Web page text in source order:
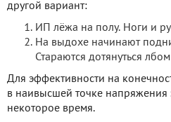
другой вариант:
ИП лёжа на полу. Ноги и
На выдохе начинают
Стараются дотянуться
Для эффективности на
в наивысшей точке напряжения
некоторое время.